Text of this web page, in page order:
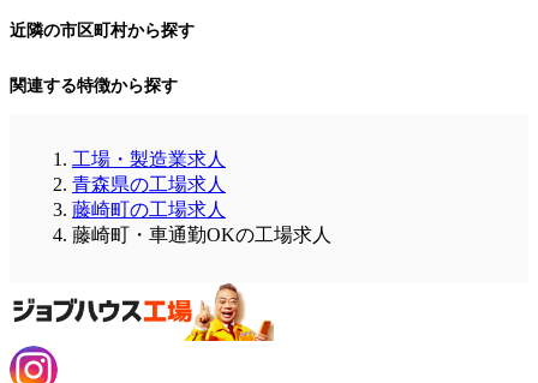
近隣の市区町村から探す
関連する特徴から探す
工場・製造業求人
青森県の工場求人
藤崎町の工場求人
藤崎町・車通勤OKの工場求人